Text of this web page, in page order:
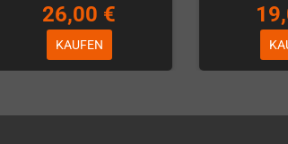
26,00 €
KAUFEN